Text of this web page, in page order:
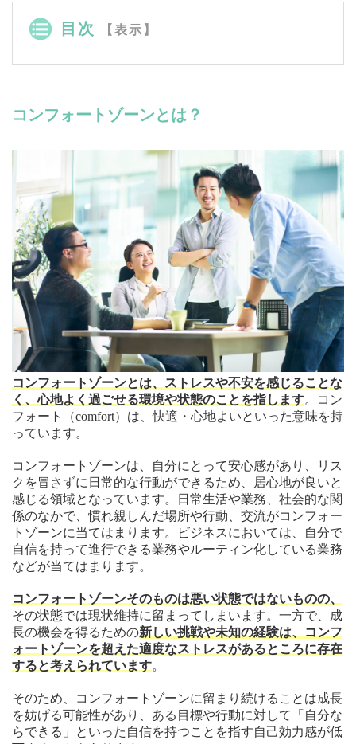
目次 【表示】
コンフォートゾーンとは？
コンフォートゾーンとは、ストレスや不安を感じることな
く、心地よく過ごせる環境や状態のことを指します。コン
フォート（comfort）は、快適・心地よいといった意味を持
っています。
コンフォートゾーンは、自分にとって安心感があり、リス
クを冒さずに日常的な行動ができるため、居心地が良いと
感じる領域となっています。日常生活や業務、社会的な関
係のなかで、慣れ親しんだ場所や行動、交流がコンフォー
トゾーンに当てはまります。ビジネスにおいては、自分で
自信を持って進行できる業務やルーティン化している業務
などが当てはまります。
コンフォートゾーンそのものは悪い状態ではないものの、
その状態では現状維持に留まってしまいます。一方で、成
長の機会を得るための新しい挑戦や未知の経験は、コンフ
ォートゾーンを超えた適度なストレスがあるところに存在
すると考えられています。
そのため、コンフォートゾーンに留まり続けることは成長
を妨げる可能性があり、ある目標や行動に対して「自分な
らできる」といった自信を持つことを指す自己効力感が低